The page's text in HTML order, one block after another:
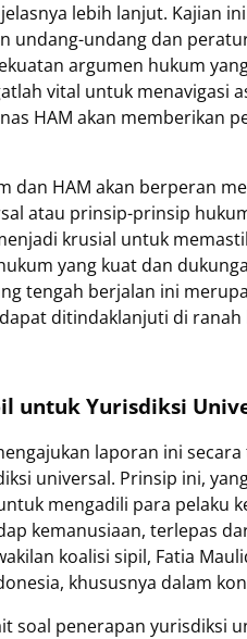
lebih lanjut. Kajian
undang-undang dan
argumen hukum
vital untuk menavigasi
HAM akan memberikan
dan HAM akan berperan
atau prinsip-prinsip
krusial untuk
yang kuat dan
tengah berjalan ini
ditindaklanjuti di
untuk Yurisdiksi
laporan ini
universal. Prinsip ini,
mengadili para pelaku
kemanusiaan, terlepas
koalisi sipil, Fatia
khususnya dalam
soal penerapan yurisdiksi